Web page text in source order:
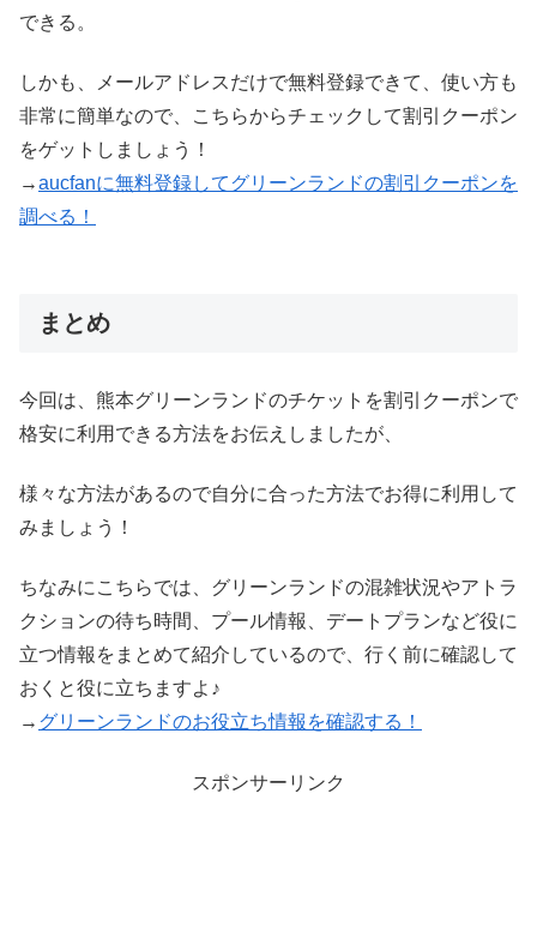
できる。
しかも、メールアドレスだけで無料登録できて、使い方も
非常に簡単なので、こちらからチェックして割引クーポン
をゲットしましょう！
→aucfanに無料登録してグリーンランドの割引クーポンを
調べる！
まとめ
今回は、熊本グリーンランドのチケットを割引クーポンで
格安に利用できる方法をお伝えしましたが、
様々な方法があるので自分に合った方法でお得に利用して
みましょう！
ちなみにこちらでは、グリーンランドの混雑状況やアトラ
クションの待ち時間、プール情報、デートプランなど役に
立つ情報をまとめて紹介しているので、行く前に確認して
おくと役に立ちますよ♪
→ グリーンランドのお役立ち情報を確認する！
スポンサーリンク